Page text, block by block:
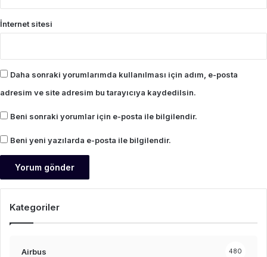
İnternet sitesi
Daha sonraki yorumlarımda kullanılması için adım, e-posta
adresim ve site adresim bu tarayıcıya kaydedilsin.
Beni sonraki yorumlar için e-posta ile bilgilendir.
Beni yeni yazılarda e-posta ile bilgilendir.
Kategoriler
Airbus 480